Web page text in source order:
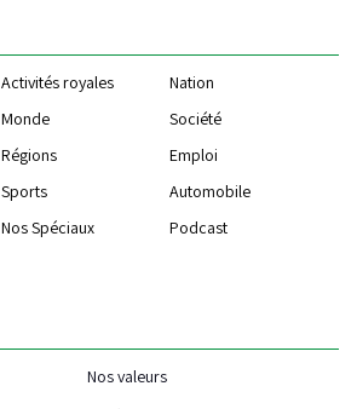
Activités royales
Nation
Monde
Société
Régions
Emploi
Sports
Automobile
Nos Spéciaux Podcast
Nos valeurs